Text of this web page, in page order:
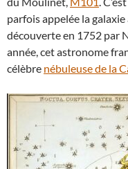
parfois appelée la
découverte en 1752 par
année, cet astronome
célèbre nébuleuse de la